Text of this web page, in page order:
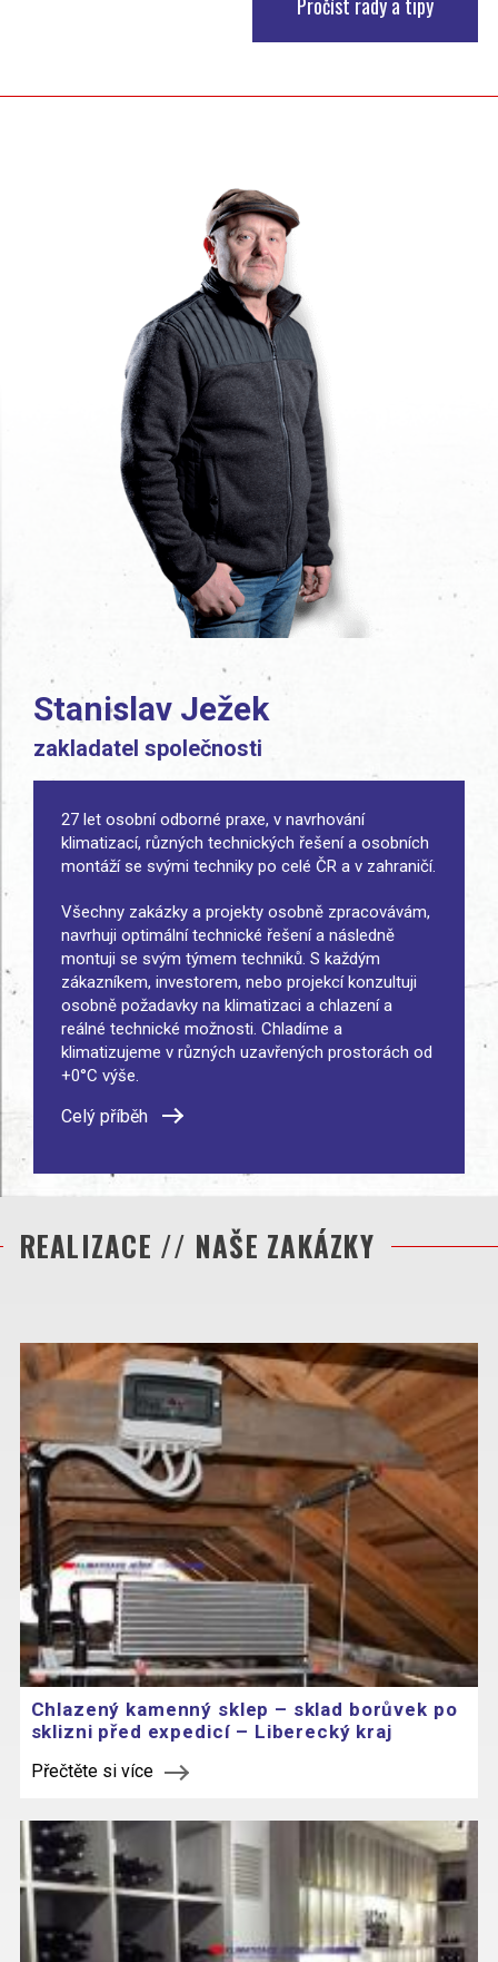
Stanislav Ježek
zakladatel společnosti
27 let osobní odborné praxe, v navrhování
klimatizací, různých technických řešení a osobních
montáží se svými techniky po celé ČR a v zahraničí.
Všechny zakázky a projekty osobně zpracovávám,
navrhuji optimální technické řešení a následně
montuji se svým týmem techniků. S každým
zákazníkem, investorem, nebo projekcí konzultuji
osobně požadavky na klimatizaci a chlazení a
reálné technické možnosti. Chladíme a
klimatizujeme v různých uzavřených prostorách od
+0°C výše.
Celý příběh
REALIZACE // NAŠE ZAKÁZKY
Chlazený kamenný sklep – sklad borůvek po
sklizni před expedicí – Liberecký kraj
Přečtěte si více